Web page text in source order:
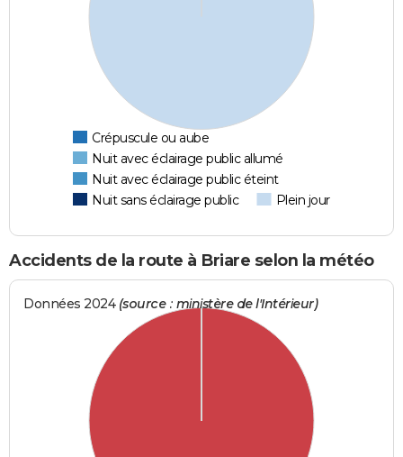
Crépuscule ou aube
Nuit avec éclairage public allumé
Nuit avec éclairage public éteint
Nuit sans éclairage public
Plein jour
Accidents de la route à Briare selon la météo
Données 2024 (source : ministère de l'Intérieur)